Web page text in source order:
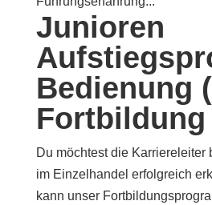
Junioren
Bedienung
Fortbildung
Du möchtest die Karriereleiter
im Einzelhandel erfolgreich
kann unser